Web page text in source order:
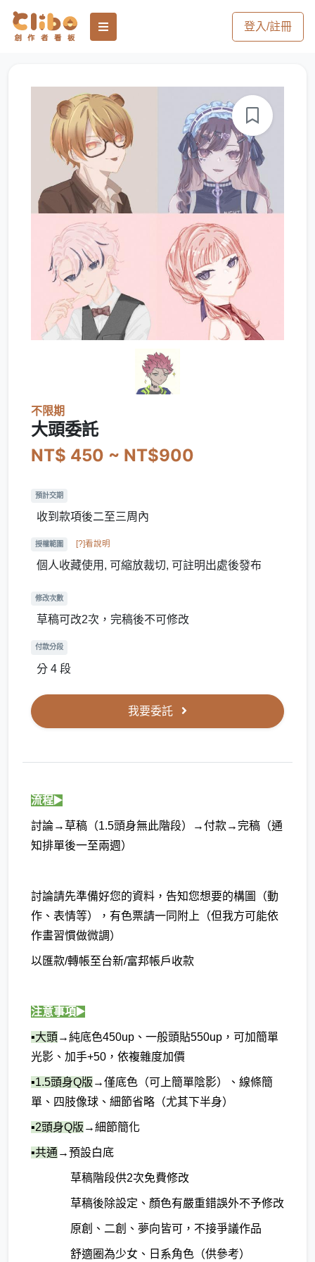
登入/註冊
不限期
大頭委託
NT$ 450 ~ NT$900
預計交期
收到款項後二至三周內
授權範圍 [?]看說明
個人收藏使用, 可縮放裁切, 可註明出處後發布
修改次數
草稿可改2次，完稿後不可修改
付款分段
分 4 段
我要委託
流程▶️
討論→草稿（1.5頭身無此階段）→付款→完稿（通
知排單後一至兩週）
討論請先準備好您的資料，告知您想要的構圖（動
作、表情等），有色票請一同附上（但我方可能依
作畫習慣做微調）
以匯款/轉帳至台新/富邦帳戶收款
注意事項▶️
▪️大頭 →純底色450up、一般頭貼550up，可加簡單
光影、加手+50， 依複雜度加價
▪️1.5頭身Q版 →僅底色（可上簡單陰影）、線條簡
單、四肢像球、細節省略（尤其下半身）
▪️2頭身Q版 →細節簡化
▪️共通 →預設白底
草稿階段供2次免費修改
草稿後除設定、顏色有嚴重錯誤外不予修改
原創、二創、夢向皆可，不接爭議作品
舒適圈為少女、日系角色（供參考）